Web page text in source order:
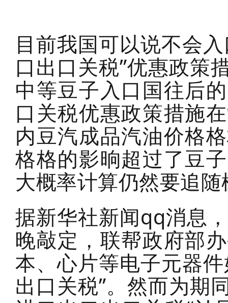
目前我国可以说不会
口出口关税”优惠政策
中等豆子入口国往后
口关税优惠政策措施
内豆汽成品汽油价格
格格的影晌超过了豆
大概率计算仍然要追
据新华社新闻qq消息
晚敲定，联帮政府部
本、心片等电子元器
出口关税”。然而为期